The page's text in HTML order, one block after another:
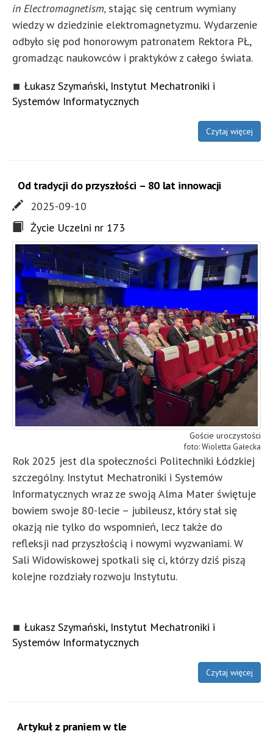
in Electromagnetism, stając się centrum wymiany
wiedzy w dziedzinie elektromagnetyzmu. Wydarzenie
odbyło się pod honorowym patronatem Rektora PŁ,
gromadząc naukowców i praktyków z całego świata.
Łukasz Szymański, Instytut Mechatroniki i
Systemów Informatycznych
Czytaj więcej
Od tradycji do przyszłości – 80 lat innowacji
2025-09-10
Życie Uczelni nr 173
Goście uroczystości
Wioletta Gałecka
Rok 2025 jest dla społeczności Politechniki Łódzkiej
szczególny. Instytut Mechatroniki i Systemów
Informatycznych wraz ze swoją Alma Mater świętuje
bowiem swoje 80-lecie – jubileusz, który stał się
okazją nie tylko do wspomnień, lecz także do
refleksji nad przyszłością i nowymi wyzwaniami. W
Sali Widowiskowej spotkali się ci, którzy dziś piszą
kolejne rozdziały rozwoju Instytutu.
Łukasz Szymański, Instytut Mechatroniki i
Systemów Informatycznych
Czytaj więcej
Artykuł z praniem w tle